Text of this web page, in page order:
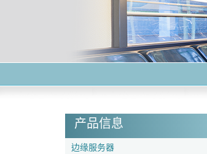
产品信息
边缘服务器